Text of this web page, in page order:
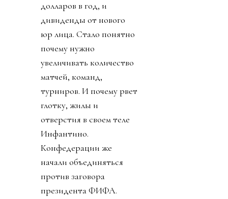
долларов в год, и
дивиденды от нового
юр лица. Стало понятно
почему нужно
увеличивать количество
матчей, команд,
турниров. И почему рвет
глотку, жилы и
отверстия в своем теле
Инфантино.
Конфедерации же
начали объединяться
против заговора
президента ФИФА.